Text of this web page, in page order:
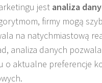
jest analiza
firmy mogą
na natychmiastową
analiza danych
o aktualne preferencje